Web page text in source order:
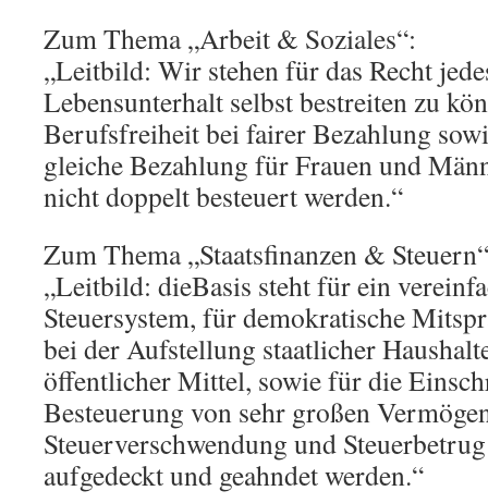
Zum Thema „Arbeit & Soziales“:
„Leitbild: Wir stehen für das Recht
Lebensunterhalt selbst bestreiten zu
Berufsfreiheit bei fairer Bezahlung
gleiche Bezahlung für Frauen und
nicht doppelt besteuert werden.“
Zum Thema „Staatsfinanzen &
„Leitbild: dieBasis steht für ein
Steuersystem, für demokratische
bei der Aufstellung staatlicher
öffentlicher Mittel, sowie für die
Besteuerung von sehr großen
Steuerverschwendung und
aufgedeckt und geahndet werden.“